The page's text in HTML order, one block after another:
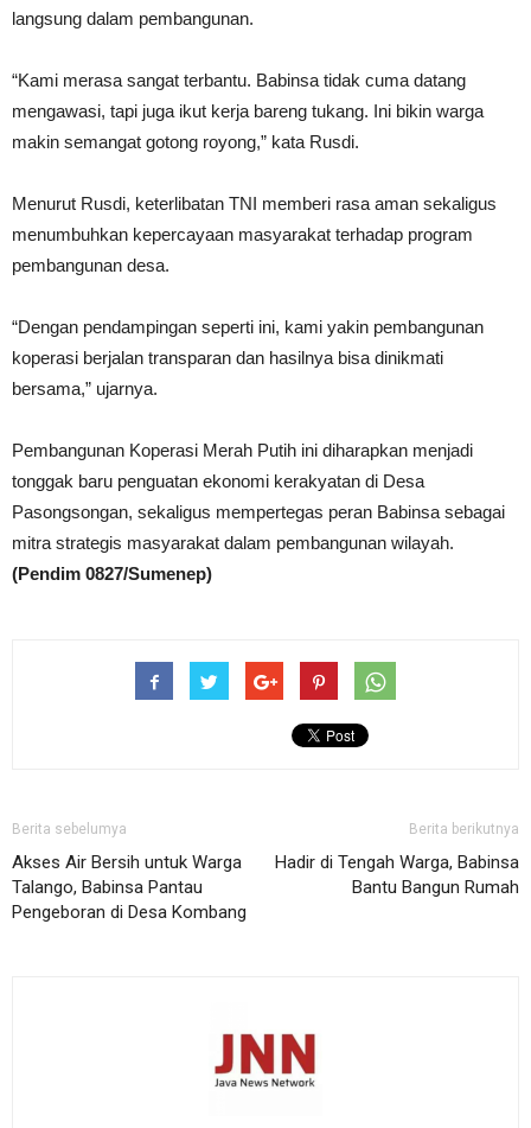
langsung dalam pembangunan.
“Kami merasa sangat terbantu. Babinsa tidak cuma datang
mengawasi, tapi juga ikut kerja bareng tukang. Ini bikin warga
makin semangat gotong royong,” kata Rusdi.
Menurut Rusdi, keterlibatan TNI memberi rasa aman sekaligus
menumbuhkan kepercayaan masyarakat terhadap program
pembangunan desa.
“Dengan pendampingan seperti ini, kami yakin pembangunan
koperasi berjalan transparan dan hasilnya bisa dinikmati
bersama,” ujarnya.
Pembangunan Koperasi Merah Putih ini diharapkan menjadi
tonggak baru penguatan ekonomi kerakyatan di Desa
Pasongsongan, sekaligus mempertegas peran Babinsa sebagai
mitra strategis masyarakat dalam pembangunan wilayah.
(Pendim 0827/Sumenep)
Berita sebelumya
Akses Air Bersih untuk Warga
Talango, Babinsa Pantau
Pengeboran di Desa Kombang
Berita berikutnya
Hadir di Tengah Warga, Babinsa
Bantu Bangun Rumah